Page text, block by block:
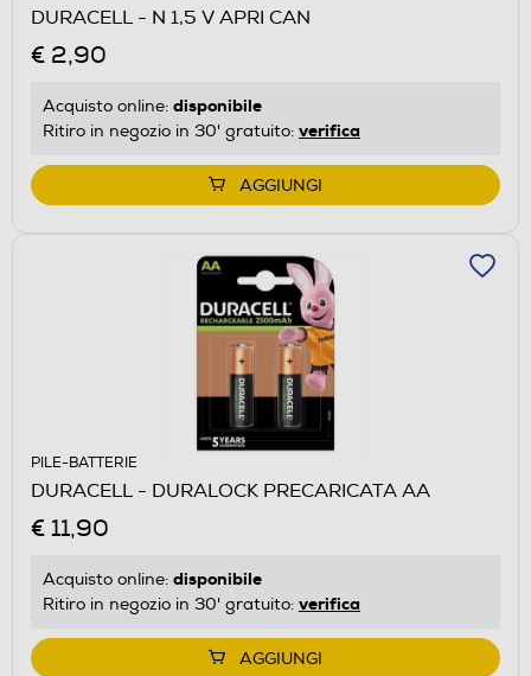
DURACELL - N 1,5 V APRI CAN
€ 2,90
Acquisto online: disponibile
Ritiro in negozio in 30' gratuito: verifica
AGGIUNGI
PILE-BATTERIE
DURACELL - DURALOCK PRECARICATA AA
€ 11,90
Acquisto online: disponibile
Ritiro in negozio in 30' gratuito: verifica
AGGIUNGI